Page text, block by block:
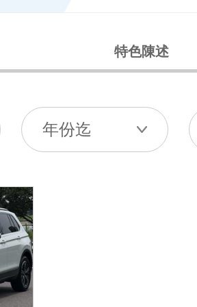
特色陳述